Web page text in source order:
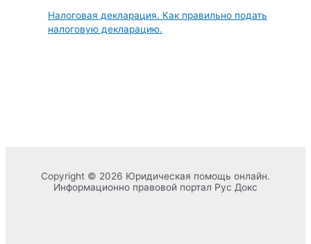
Налоговая декларация. Как правильно подать
налоговую декларацию.
Copyright © 2026 Юридическая помощь онлайн.
Информационно правовой портал Рус Докс